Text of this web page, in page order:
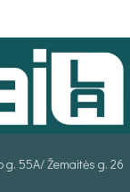
g. 55A/ Žemaitės g. 26